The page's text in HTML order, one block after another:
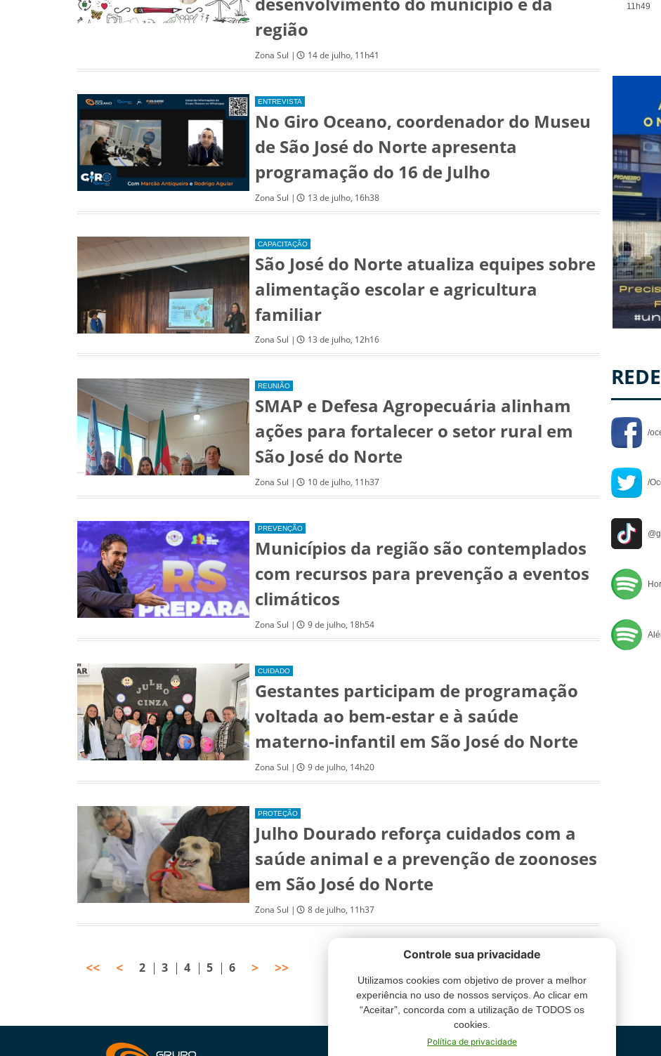
região
Zona Sul | 14 de julho, 11h41
ENTREVISTA
No Giro Oceano, coordenador do Museu
de São José do Norte apresenta
programação do 16 de Julho
Zona Sul | 13 de julho, 16h38
CAPACITAÇÃO
São José do Norte atualiza equipes sobre
alimentação escolar e agricultura
familiar
Zona Sul | 13 de julho, 12h16
REUNIÃO
SMAP e Defesa Agropecuária alinham
ações para fortalecer o setor rural em
São José do Norte
Zona Sul | 10 de julho, 11h37
PREVENÇÃO
Municípios da região são contemplados
com recursos para prevenção a eventos
climáticos
Zona Sul | 9 de julho, 18h54
CUIDADO
Gestantes participam de programação
voltada ao bem-estar e à saúde
materno-infantil em São José do Norte
Zona Sul | 9 de julho, 14h20
PROTEÇÃO
Julho Dourado reforça cuidados com a
saúde animal e a prevenção de zoonoses
em São José do Norte
Zona Sul | 8 de julho, 11h37
<< < 2 3 4 5 6 > >>
11h49
/
/
Controle sua privacidade
Utilizamos cookies com objetivo de prover a melhor
experiência no uso de nossos serviços. Ao clicar em
“Aceitar”, concorda com a utilização de TODOS os
cookies.
Política de privacidade